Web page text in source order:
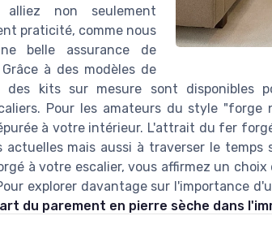
non seulement
praticité, comme nous
belle assurance de
à des modèles de
des kits sur mesure sont
Pour les amateurs du style
à votre intérieur. L'attrait du fer
mais aussi à traverser le temps
à votre escalier, vous affirmez un
explorer davantage sur l'importance
du parement en pierre sèche dans